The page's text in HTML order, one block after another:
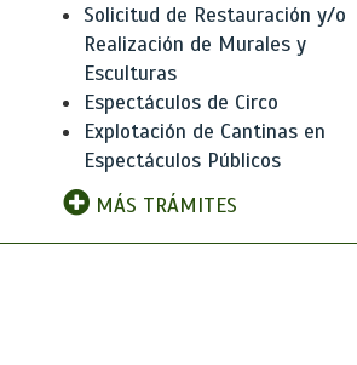
Solicitud de Restauración y/o
Realización de Murales y
Esculturas
Espectáculos de Circo
Explotación de Cantinas en
Espectáculos Públicos
MÁS TRÁMITES